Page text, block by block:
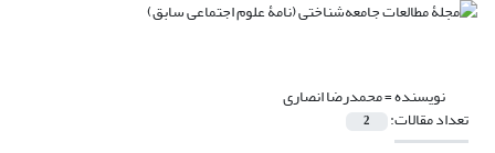
نویسنده =محمدرضا انصاری
تعداد مقالات: 2